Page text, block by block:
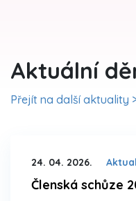
Aktuální
Přejít na další aktuality
24. 04. 2026.
Členská schůze